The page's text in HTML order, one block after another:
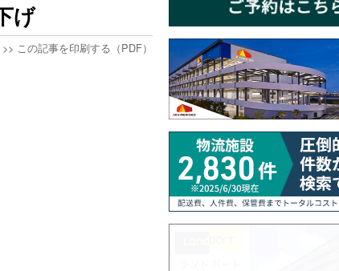
げ
>> この記事を印刷する（PDF）